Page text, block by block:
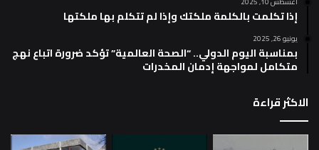
إذا تكلمت بالكلمة ملكتك وإذا لم تتكلم بها ملكتها
يونيو 26, 2025
بمناسبة اليوم الدولي.. “الصحة العالمية” تؤكد ضرورة اتباع نهج
متكامل لمواجهة إدمان المخدرات
الاكثر قراءة